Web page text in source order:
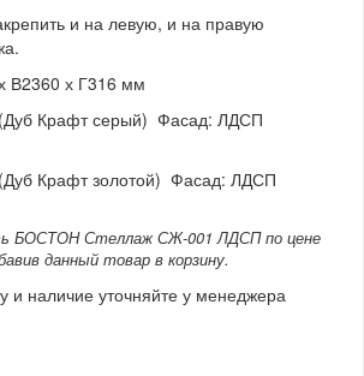
и на левую, и на правую
В2360 х Г316 мм
Крафт серый) Фасад: ЛДСП
Крафт золотой) Фасад: ЛДСП
БОСТОН Стеллаж СЖ-001 ЛДСП по цене
данный товар в корзину.
и наличие уточняйте у менеджера